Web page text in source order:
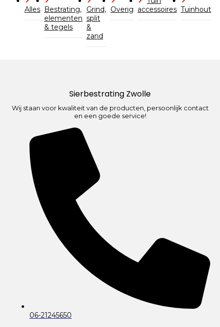
Alles Bestrating,
elementen
& tegels
Grind,
split
&
zand
Overig accessoires Tuinhout
Sierbestrating Zwolle
Wij staan voor kwaliteit van de producten, persoonlijk contact
en een goede service!
06-21245650